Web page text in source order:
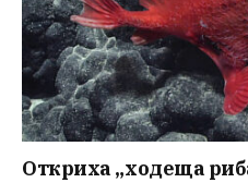
Откриха „ходеща